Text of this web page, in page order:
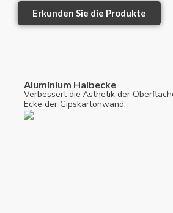
Erkunden Sie die Produkte
Aluminium Halbecke
Verbessert die Ästhetik der
Ecke der Gipskartonwand.